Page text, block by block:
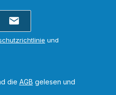
und
die AGB gelesen und